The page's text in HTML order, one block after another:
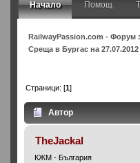
Начало Помощ
RailwayPassion.com - Форум
Среща в Бургас на 27.07.2012
Страници: [1]
Автор
TheJackal
КЖМ - България